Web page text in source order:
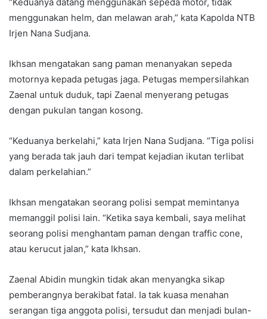
menggunakan helm, dan melawan arah,” kata Kapolda NTB
Irjen Nana Sudjana.
Ikhsan mengatakan sang paman menanyakan sepeda
motornya kepada petugas jaga. Petugas mempersilahkan
Zaenal untuk duduk, tapi Zaenal menyerang petugas
dengan pukulan tangan kosong.
“Keduanya berkelahi,” kata Irjen Nana Sudjana. “Tiga polisi
yang berada tak jauh dari tempat kejadian ikutan terlibat
dalam perkelahian.”
Ikhsan mengatakan seorang polisi sempat memintanya
memanggil polisi lain. “Ketika saya kembali, saya melihat
seorang polisi menghantam paman dengan traffic cone,
atau kerucut jalan,” kata Ikhsan.
Zaenal Abidin mungkin tidak akan menyangka sikap
pemberangnya berakibat fatal. Ia tak kuasa menahan
serangan tiga anggota polisi, tersudut dan menjadi bulan-